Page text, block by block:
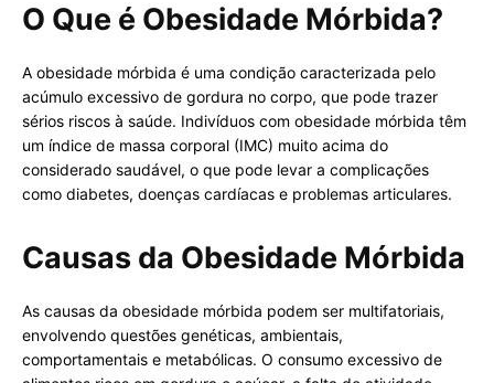
O Que é Obesidade Mórbida?
A obesidade mórbida é uma condição caracterizada pelo
acúmulo excessivo de gordura no corpo, que pode trazer
sérios riscos à saúde. Indivíduos com obesidade mórbida têm
um índice de massa corporal (IMC) muito acima do
considerado saudável, o que pode levar a complicações
como diabetes, doenças cardíacas e problemas articulares.
Causas da Obesidade Mórbida
As causas da obesidade mórbida podem ser multifatoriais,
envolvendo questões genéticas, ambientais,
comportamentais e metabólicas. O consumo excessivo de